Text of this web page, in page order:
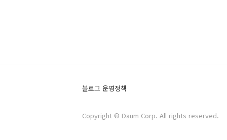
블로그 운영정책
Copyright © Daum Corp. All rights reserved.